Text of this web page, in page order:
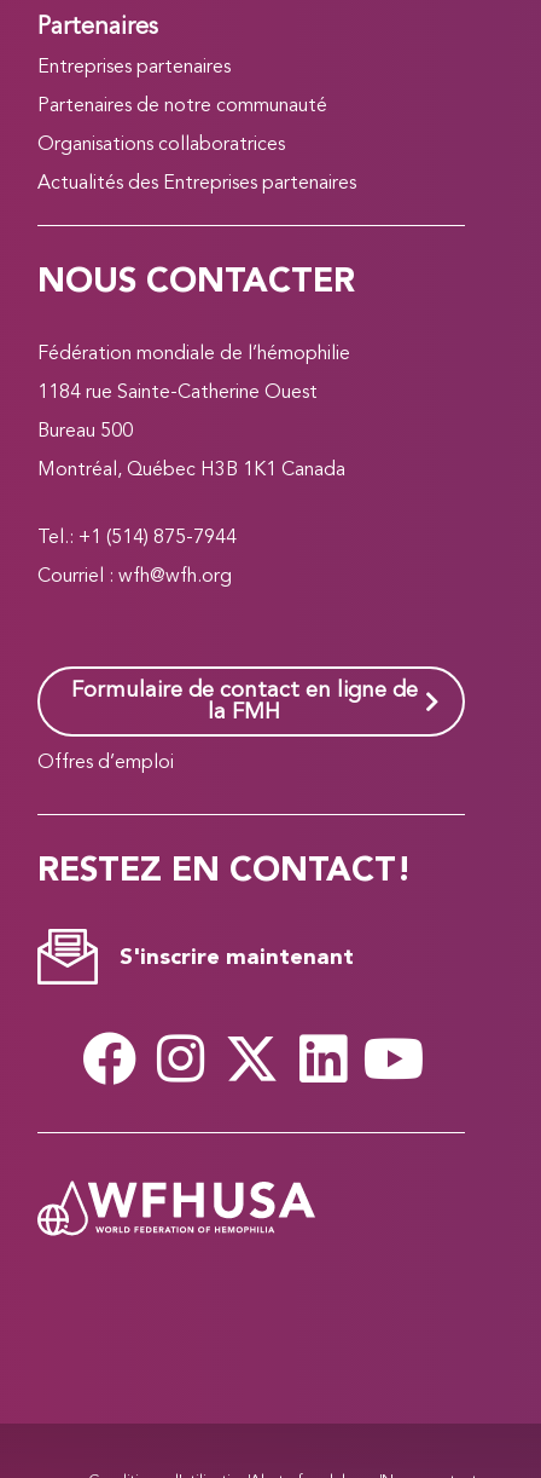
Partenaires
Entreprises partenaires
Partenaires de notre communauté
Organisations collaboratrices
Actualités des Entreprises partenaires
NOUS CONTACTER
Fédération mondiale de l’hémophilie
1184 rue Sainte-Catherine Ouest
Bureau 500
Montréal, Québec H3B 1K1 Canada
Tel.: +1 (514) 875-7944
Courriel :wfh@wfh.org
Formulaire de contact en ligne de
la FMH
Offres d’emploi
RESTEZ EN CONTACT!
S'inscrire maintenant